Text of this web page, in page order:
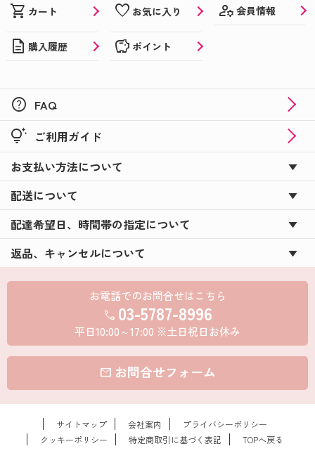
shopping_cart カート favorite お気に入り manage_accounts 会員情報
description 購入履歴 savings ポイント
help FAQ
tips_and_updates ご利用ガイド
お支払い方法について
配送について
配達希望日、時間帯の指定について
返品、キャンセルについて
お電話でのお問合せはこちら
call 03-5787-8996
平日10:00～17:00 ※土日祝日お休み
mail お問合せフォーム
サイトマップ 会社案内
プライバシーポリシー
クッキーポリシー
特定商取引に基づく表記 TOPへ戻る